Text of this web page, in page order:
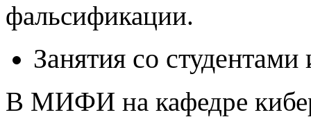
фальсификации.
Занятия со
В МИФИ на кафедре